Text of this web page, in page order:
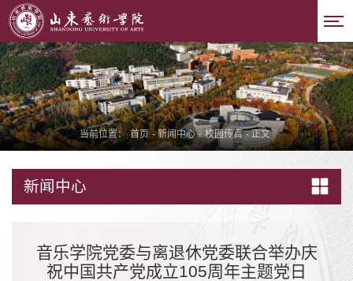
当前位置： 首页 - 新闻中心 - 校园传真 - 正文
新闻中心
音乐学院党委与离退休党委联合举办庆
祝中国共产党成立105周年主题党日